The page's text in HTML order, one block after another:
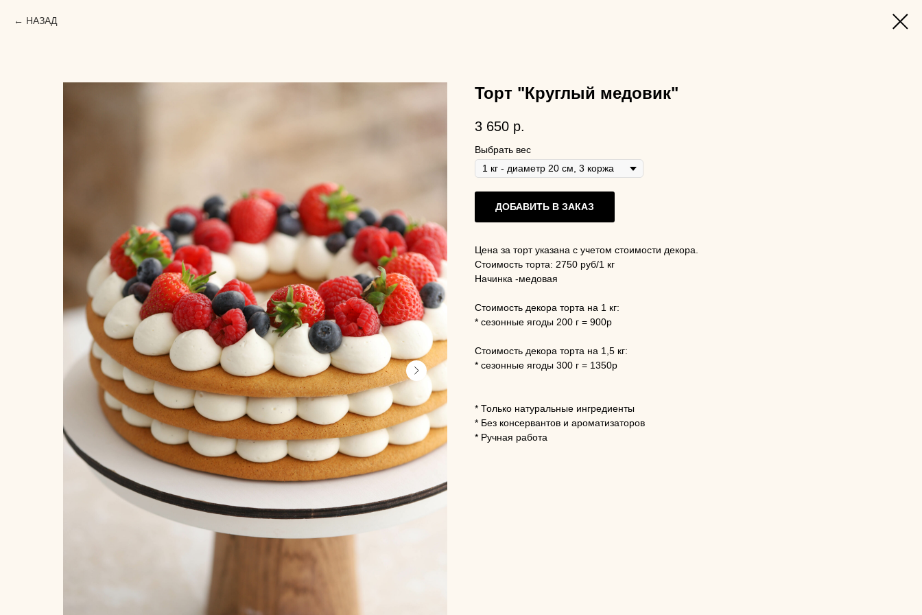
НАЗАД
Торт "Круглый медовик"
3 650 р.
Выбрать вес
ДОБАВИТЬ В ЗАКАЗ
Цена за торт указана с учетом стоимости декора.
Стоимость торта: 2750 руб/1 кг
Начинка -медовая
Стоимость декора торта на 1 кг:
* сезонные ягоды 200 г = 900р
Стоимость декора торта на 1,5 кг:
* сезонные ягоды 300 г = 1350р
* Только натуральные ингредиенты
* Без консервантов и ароматизаторов
* Ручная работа